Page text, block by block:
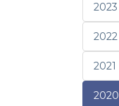
2023
2022
2021
2020